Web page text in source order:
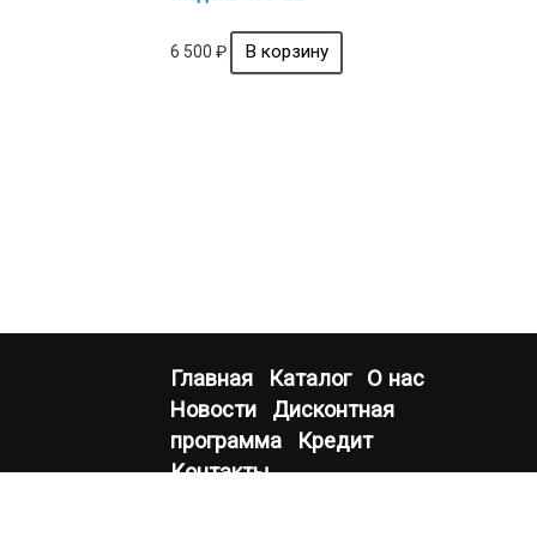
6 500 ₽
Главная Каталог
О нас
Новости
Дисконтная
программа
Кредит
Контакты